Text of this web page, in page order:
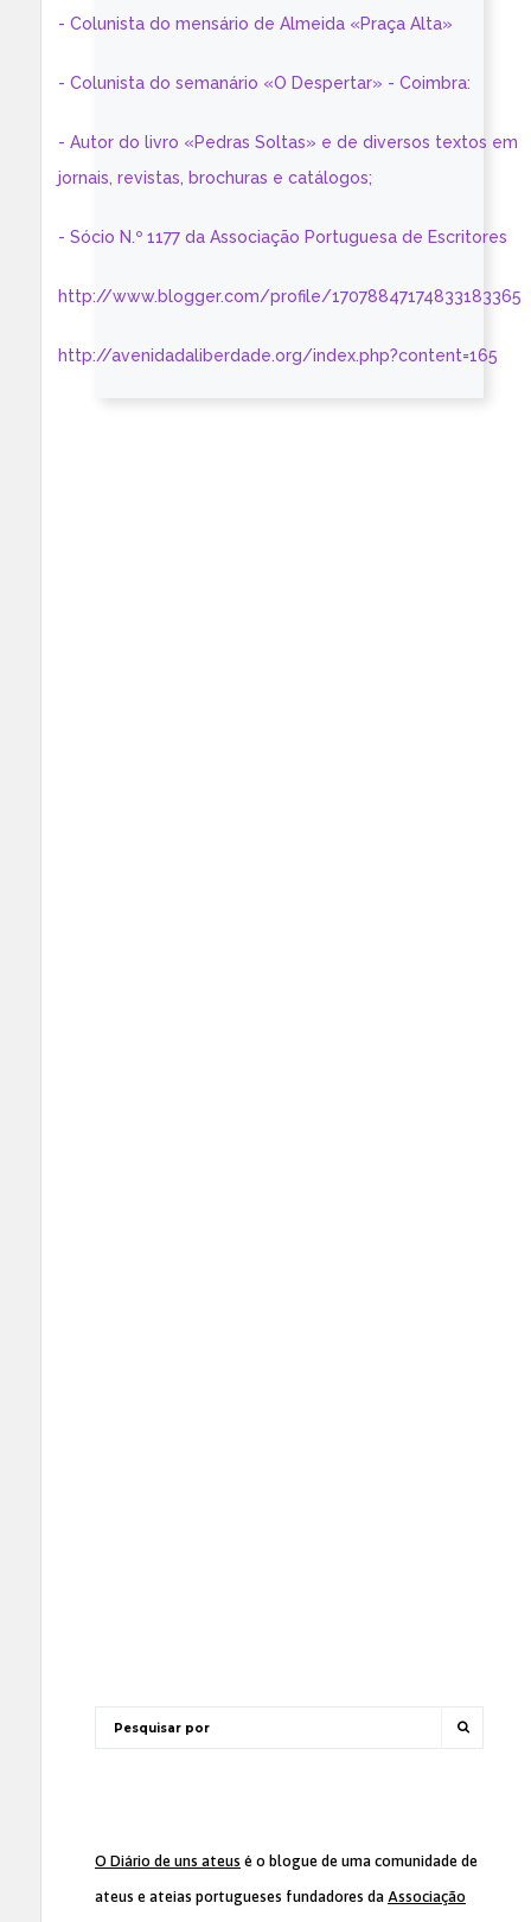
- Colunista do mensário de Almeida «Praça Alta»
- Colunista do semanário «O Despertar» - Coimbra:
- Autor do livro «Pedras Soltas» e de diversos textos em
jornais, revistas, brochuras e catálogos;
- Sócio N.º 1177 da Associação Portuguesa de Escritores
http://www.blogger.com/profile/17078847174833183365
http://avenidadaliberdade.org/index.php?content=165
O Diário de uns ateus é o blogue de uma comunidade de
ateus e ateias portugueses fundadores da Associação